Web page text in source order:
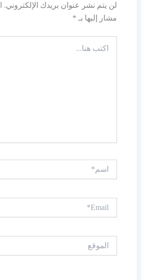
لن يتم نشر عنوان بريدك الإلكتروني.
مشار إليها بـ *
هنا...